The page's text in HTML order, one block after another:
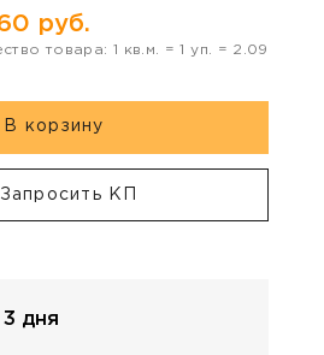
руб.
товара: 1 кв.м. =1 уп. = 2.09
В корзину
Запросить КП
дня